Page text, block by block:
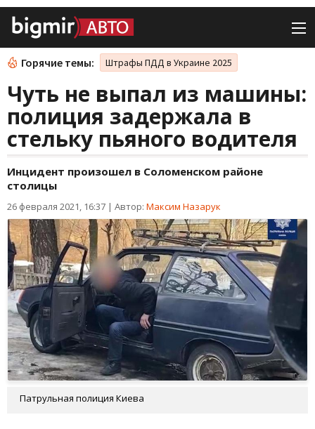
Горячие темы: Штрафы ПДД в Украине 2025
Чуть не выпал из машины:
полиция задержала в
стельку пьяного водителя
Инцидент произошел в Соломенском районе
столицы
26 февраля 2021, 16:37 | Автор: Максим Назарук
Патрульная полиция Киева